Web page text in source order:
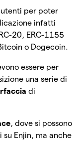
utenti per poter
infatti
20, ERC-1155
o Dogecoin.
essere per
una serie di
di
, dove si possono
Enjin, ma anche